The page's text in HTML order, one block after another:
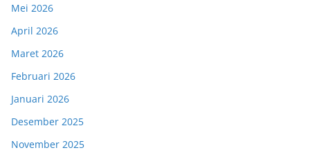
Mei 2026
April 2026
Maret 2026
Februari 2026
Januari 2026
Desember 2025
November 2025